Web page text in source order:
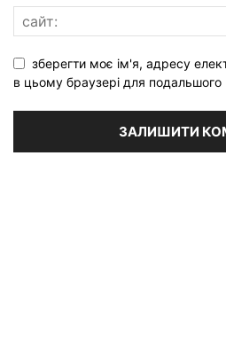
зберегти моє ім'я, адресу
в цьому браузері для подальшого